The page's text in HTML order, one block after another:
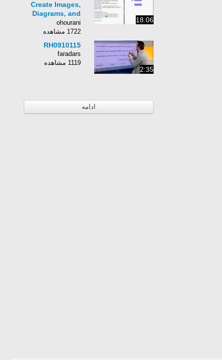
18:06
Create Images,
Diagrams, and
Flowchart in Latex
ohourani
1722 مشاهده
2:35
RH0910115
faradars
1119 مشاهده
ادامه